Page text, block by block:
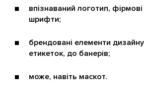
впізнаваний логотип,
шрифти;
брендовані елементи
етикеток, до банерів;
може, навіть маскот.